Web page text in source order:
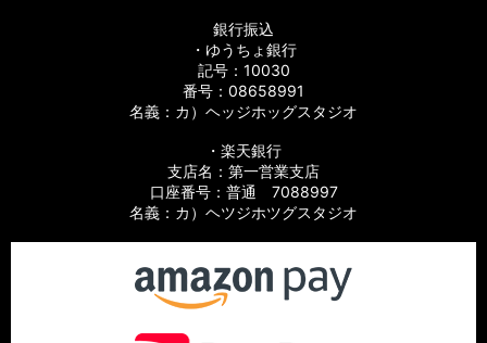
銀行振込
・ゆうちょ銀行
記号：10030
番号：08658991
名義：カ）ヘッジホッグスタジオ
・楽天銀行
支店名：第一営業支店
口座番号：普通 7088997
名義：カ）ヘツジホツグスタジオ